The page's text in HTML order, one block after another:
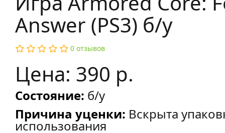
Answer (PS3) б/у
0 отзывов
Цена: 390 р.
Состояние: б/у
Причина уценки: Вскрыта
использования